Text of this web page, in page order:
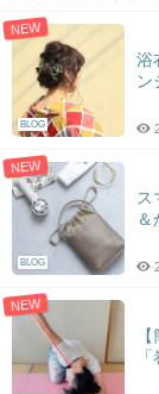
NEW
BLOG
浴
ン
NEW
BLOG
ス
＆
NEW